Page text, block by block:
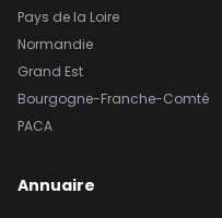
Pays de la Loire
Normandie
Grand Est
Bourgogne-Franche-Comté
PACA
Annuaire